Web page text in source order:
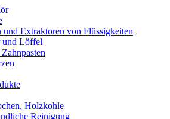
und Extraktoren von Flüssigkeiten
und Löffel
Holzkohle
Reinigung